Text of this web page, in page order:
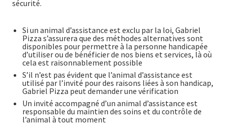
sécurité.
Si un animal d’assistance est exclu par la loi, Gabriel
Pizza s’assurera que des méthodes alternatives sont
disponibles pour permettre à la personne handicapée
d’utiliser ou de bénéficier de nos biens et services, là où
cela est raisonnablement possible
S’il n’est pas évident que l’animal d’assistance est
utilisé par l’invité pour des raisons liées à son handicap,
Gabriel Pizza peut demander une vérification
Un invité accompagné d’un animal d’assistance est
responsable du maintien des soins et du contrôle de
l’animal à tout moment